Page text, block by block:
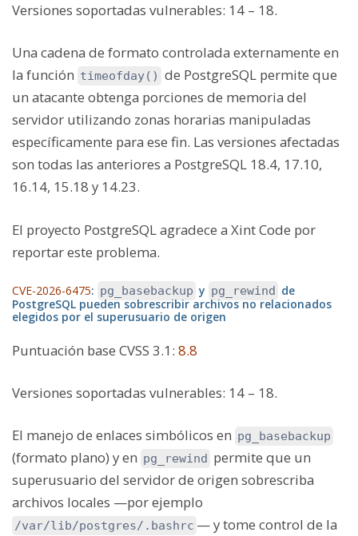
Versiones soportadas vulnerables: 14 – 18.
Una cadena de formato controlada externamente en
la función timeofday() de PostgreSQL permite que
un atacante obtenga porciones de memoria del
servidor utilizando zonas horarias manipuladas
específicamente para ese fin. Las versiones afectadas
son todas las anteriores a PostgreSQL 18.4, 17.10,
16.14, 15.18 y 14.23.
El proyecto PostgreSQL agradece a Xint Code por
reportar este problema.
CVE-2026-6475: pg_basebackup y pg_rewind de
PostgreSQL pueden sobrescribir archivos no relacionados
elegidos por el superusuario de origen
Puntuación base CVSS 3.1 : 8.8
Versiones soportadas vulnerables: 14 – 18.
El manejo de enlaces simbólicos en pg_basebackup
(formato plano) y en pg_rewind permite que un
superusuario del servidor de origen sobrescriba
archivos locales —por ejemplo
/var/lib/postgres/.bashrc — y tome control de la